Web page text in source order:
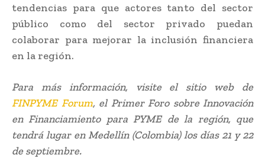
tendencias para que actores tanto del sector
público como del sector privado puedan
colaborar para mejorar la inclusión financiera
en la región.
Para más información, visite el sitio web de
FINPYME Forum, el Primer Foro sobre Innovación
en Financiamiento para PYME de la región, que
tendrá lugar en Medellín (Colombia) los días 21 y 22
de septiembre.